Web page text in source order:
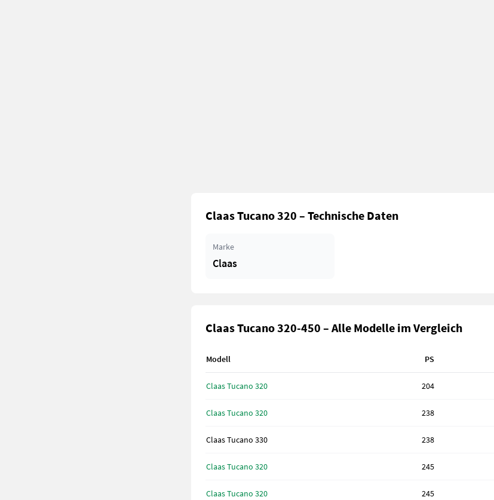
Claas Tucano 320 – Technische Daten
Marke
Claas
Claas Tucano 320-450 – Alle Modelle im Vergleich
Modell PS
Claas Tucano 320 204
Claas Tucano 320 238
Claas Tucano 330 238
Claas Tucano 320 245
Claas Tucano 320 245